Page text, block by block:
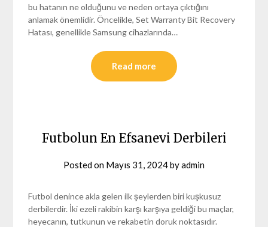
bu hatanın ne olduğunu ve neden ortaya çıktığını
anlamak önemlidir. Öncelikle, Set Warranty Bit Recovery
Hatası, genellikle Samsung cihazlarında…
Read more
Futbolun En Efsanevi Derbileri
Posted on Mayıs 31, 2024byadmin
Futbol denince akla gelen ilk şeylerden biri kuşkusuz
derbilerdir. İki ezeli rakibin karşı karşıya geldiği bu maçlar,
heyecanın, tutkunun ve rekabetin doruk noktasıdır.